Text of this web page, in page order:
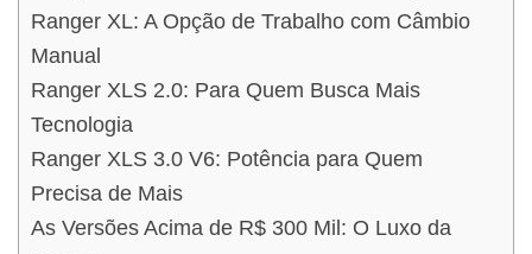
Ranger XL: A Opção de Trabalho com Câmbio
Manual
Ranger XLS 2.0: Para Quem Busca Mais
Tecnologia
Ranger XLS 3.0 V6: Potência para Quem
Precisa de Mais
As Versões Acima de R$ 300 Mil: O Luxo da